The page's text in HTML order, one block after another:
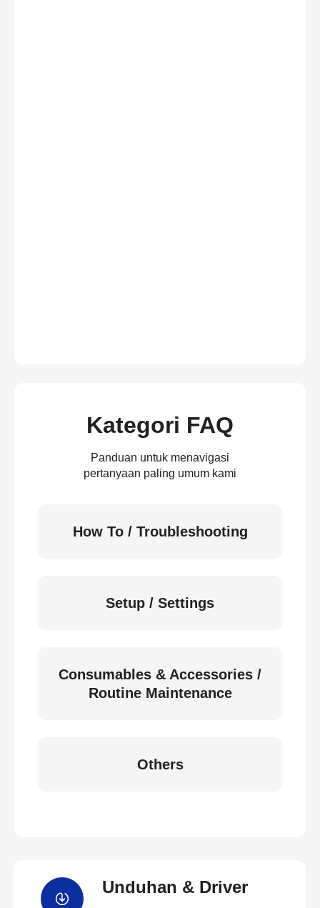
Kategori FAQ
Panduan untuk menavigasi
pertanyaan paling umum kami
How To / Troubleshooting
Setup / Settings
Consumables & Accessories /
Routine Maintenance
Others
Unduhan & Driver